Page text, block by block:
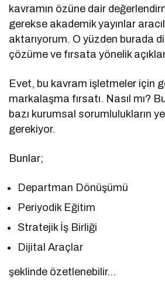
kavramın özüne dair
gerekse akademik yayınlar
aktarıyorum. O yüzden burada
çözüme ve fırsata yönelik
Evet, bu kavram işletmeler için
markalaşma fırsatı. Nasıl mı?
bazı kurumsal sorumlulukların
gerekiyor.
Bunlar;
Departman Dönüşümü
Periyodik Eğitim
Stratejik İş Birliği
Dijital Araçlar
şeklinde özetlenebilir…